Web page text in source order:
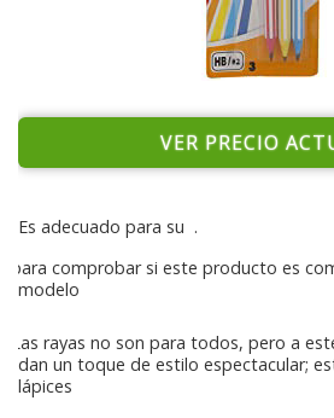
VER PRECIO
Es adecuado para su .
para comprobar si este producto es
modelo
Las rayas no son para todos, pero a
dan un toque de estilo espectacular;
lápices